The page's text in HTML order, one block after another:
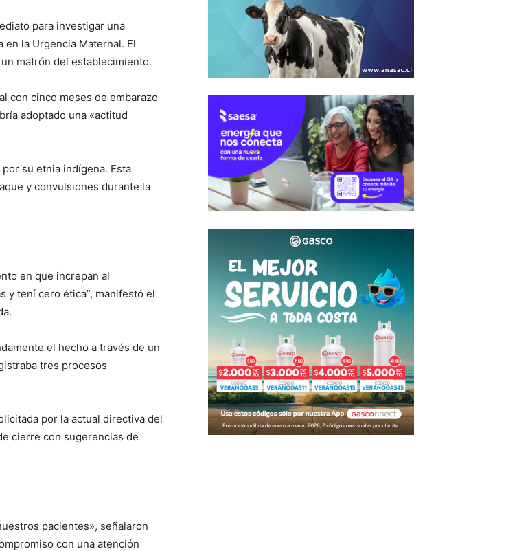
para investigar una
la Urgencia Maternal. El
matrón del establecimiento.
con cinco meses de embarazo
adoptado una «actitud
su etnia indígena. Esta
y convulsiones durante la
en que increpan al
y tení cero ética”, manifestó el
el hecho a través de un
tres procesos
por la actual directiva del
cierre con sugerencias de
pacientes», señalaron
con una atención